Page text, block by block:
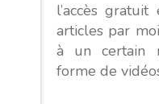
l’accès
articles par
à un certain
forme de